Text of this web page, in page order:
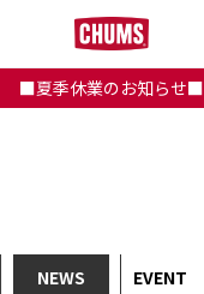
■夏季休業のお知らせ■
NEWS EVENT